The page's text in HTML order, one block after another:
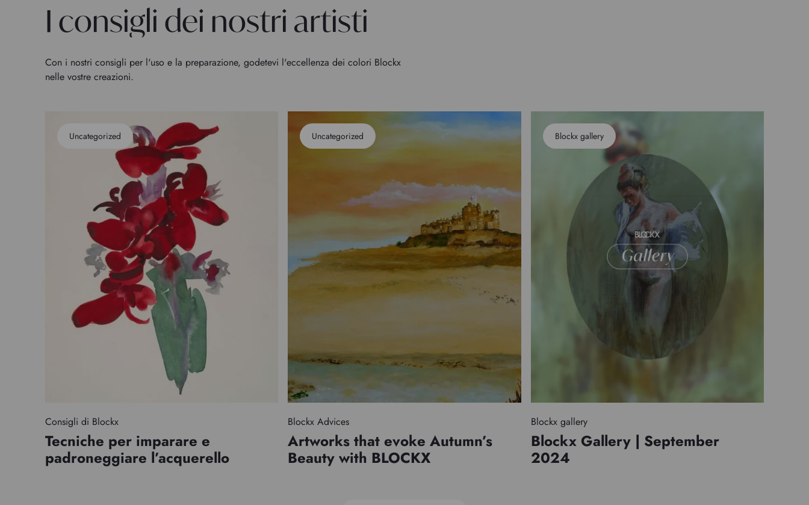
I consigli dei nostri artisti
Con i nostri consigli per l'uso e la preparazione, godetevi l'eccellenza dei colori Blockx
nelle vostre creazioni.
Uncategorized
Consigli di Blockx
Tecniche per imparare e
padroneggiare l’acquerello
Uncategorized
Blockx Advices
Artworks that evoke Autumn’s
Beauty with BLOCKX
Blockx gallery
Blockx gallery
Blockx Gallery | September
2024